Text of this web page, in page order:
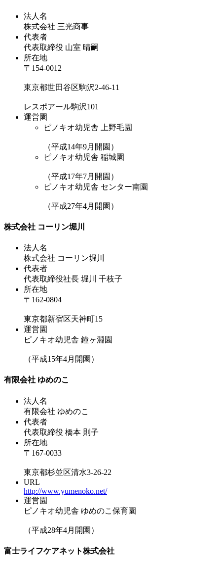
法人名
株式会社 三光商事
代表者
代表取締役 山室 晴嗣
所在地
〒154-0012
東京都世田谷区駒沢2-46-11
レスポアール駒沢101
運営園
ピノキオ幼児舎 上野毛園
（平成14年9月開園）
ピノキオ幼児舎 稲城園
（平成17年7月開園）
ピノキオ幼児舎 センター南園
（平成27年4月開園）
株式会社 コーリン堀川
法人名
株式会社 コーリン堀川
代表者
代表取締役社長 堀川 千枝子
所在地
〒162-0804
東京都新宿区天神町15
運営園
ピノキオ幼児舎 鐘ヶ淵園
（平成15年4月開園）
有限会社 ゆめのこ
法人名
有限会社 ゆめのこ
代表者
代表取締役 橋本 則子
所在地
〒167-0033
東京都杉並区清水3-26-22
URL
http://www.yumenoko.net/
運営園
ピノキオ幼児舎 ゆめのこ保育園
（平成28年4月開園）
富士ライフケアネット株式会社